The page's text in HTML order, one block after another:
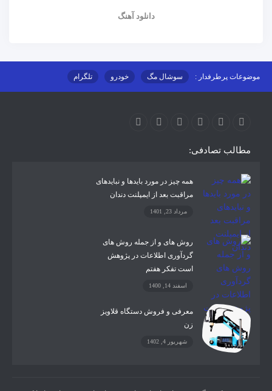
دانلود آهنگ
موضوعات پرطرفدار : سوشال مگ خودرو تلگرام
مطالب تصادفی:
همه چیز در مورد بایدها و نبایدهای
مراقبت بعد از ایمپلنت دندان
مرداد 23, 1401
روش های و از جمله روش های
گردآوری اطلاعات در پژوهش
است تفکر هفتم
اسفند 14, 1400
معرفی و فروش دستگاه قلاویز
زن
شهریور 4, 1402